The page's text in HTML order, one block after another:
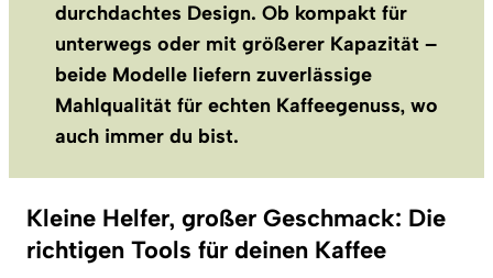
durchdachtes Design. Ob kompakt für
unterwegs oder mit größerer Kapazität –
beide Modelle liefern zuverlässige
Mahlqualität für echten Kaffeegenuss, wo
auch immer du bist.
Kleine Helfer, großer Geschmack: Die
richtigen Tools für deinen Kaffee